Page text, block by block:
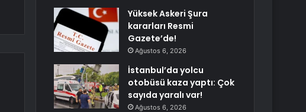
Yüksek Askeri Şura
kararları Resmi
Gazete’de!
Ağustos 6, 2026
İstanbul’da yolcu
otobüsü kaza yaptı: Çok
sayıda yaralı var!
Ağustos 6, 2026